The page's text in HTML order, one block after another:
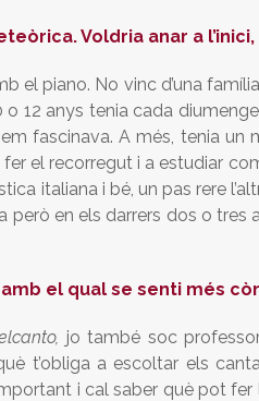
Voldria anar a
el piano. No vinc d’una
o 12 anys tenia cada
fascinava. A més, tenia
el recorregut i a estudiar
italiana i bé, un pas rere
però en els darrers dos o
el qual se senti més
jo també soc
t’obliga a escoltar els
i cal saber què pot fer